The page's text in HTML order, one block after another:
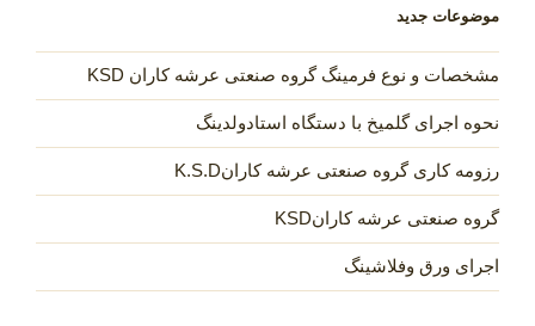
موضوعات جدید
مشخصات و نوع فرمینگ گروه صنعتی عرشه کاران KSD
نحوه اجرای گلمیخ با دستگاه استادولدینگ
رزومه کاری گروه صنعتی عرشه کارانK.S.D
گروه صنعتی عرشه کارانKSD
اجرای ورق وفلاشینگ